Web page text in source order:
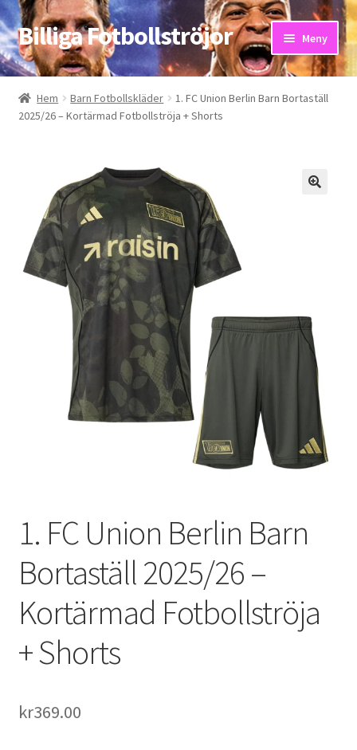
Hoppa
till
navigering
Hoppa
till
innehåll
Billiga Fotbollströjor Meny
Hem
Bloggar
Kassa
Kontakta oss
Mitt konto
Storleksguiden
Hem Barn Fotbollskläder
1. FC Union Berlin Barn Bortaställ
2025/26 – Kortärmad Fotbollströja + Shorts
1. FC Union Berlin Barn
Bortaställ 2025/26 –
Kortärmad Fotbollströja
+ Shorts
kr369.00